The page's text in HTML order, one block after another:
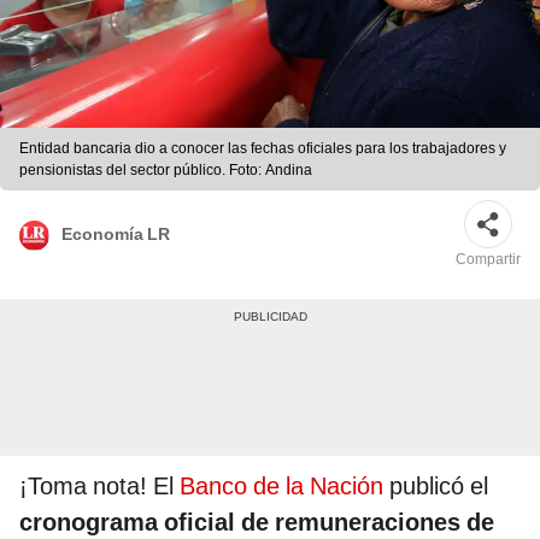
Entidad bancaria dio a conocer las fechas oficiales para los trabajadores y
pensionistas del sector público. Foto: Andina
Economía LR
Compartir
¡Toma nota! El Banco de la Nación publicó el
cronograma oficial de remuneraciones de